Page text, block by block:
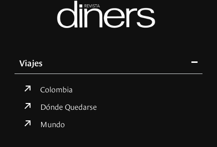
Viajes
Colombia
Dónde Quedarse
Mundo